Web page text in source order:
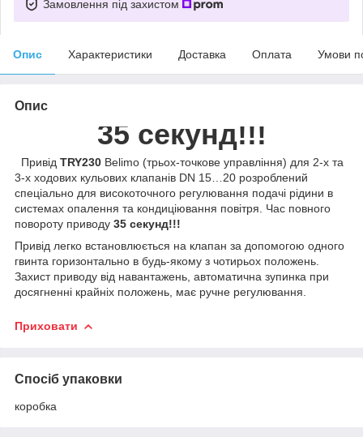
Замовлення під захистом
Опис Характеристики Доставка Оплата Умови
Опис
35 секунд!!!
Привід TRY230 Belimo (трьох-точкове управління) для 2-х та
3-х ходових кульових клапанів DN 15…20 розроблений
спеціально для високоточного регулювання подачі рідини в
системах опалення та кондиціювання повітря. Час повного
повороту приводу 35 секунд!!!
Привід легко встановлюється на клапан за допомогою одного
гвинта горизонтально в будь-якому з чотирьох положень.
Захист приводу від навантажень, автоматична зупинка при
досягненні крайніх положень, має ручне регулювання.
Приховати
Спосіб упаковки
коробка